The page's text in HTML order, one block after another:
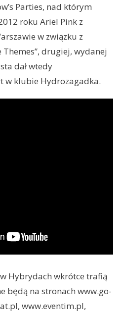
Parties, nad którym
roku Ariel Pink z
w związku z
drugiej, wydanej
dał wtedy
w klubie Hydrozagadka.
Hybrydach wkrótce trafią
będą na stronach www.go-
www.eventim.pl,